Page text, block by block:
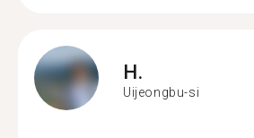
H.
Uijeongbu-si